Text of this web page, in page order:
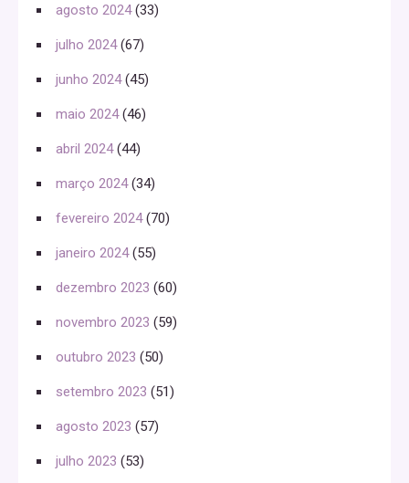
agosto 2024(33)
julho 2024(67)
junho 2024(45)
maio 2024(46)
abril 2024(44)
março 2024(34)
fevereiro 2024(70)
janeiro 2024(55)
dezembro 2023 (60)
novembro 2023 (59)
outubro 2023 (50)
setembro 2023 (51)
agosto 2023 (57)
julho 2023 (53)